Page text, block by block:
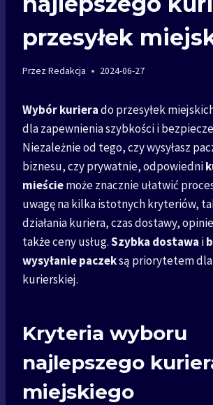
przesyłek
PrzezRedakcja 2024-06-27
Wybór kurierado przesyłek
dla zapewnienia szybkości i
Niezależnie od tego, czy wysyłasz
biznesu, czy prywatnie, odpowiedni
mieściemoże znacznie ułatwić
uwagę na kilka istotnych kryteriów,
działania kuriera, czas dostawy,
także ceny usług.Szybka dostawa i
wysyłanie paczeksą priorytetem
kurierskiej.
Kryteria wyboru
najlepszego
miejskiego